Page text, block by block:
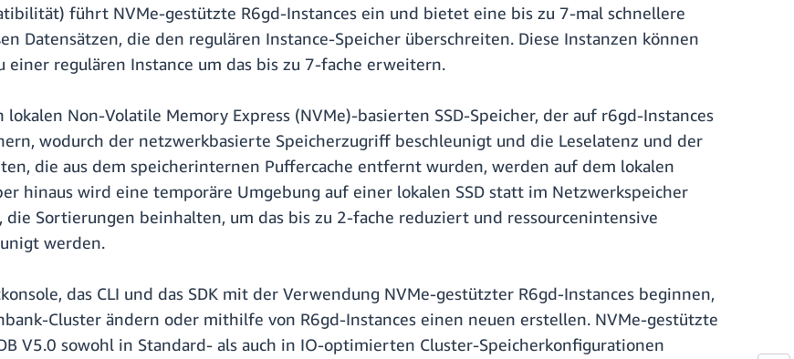
führt NVMe-gestützte R6gd-Instances ein und bietet eine bis zu 7-mal schnellere
Datensätzen, die den regulären Instance-Speicher überschreiten. Diese Instanzen können
einer regulären Instance um das bis zu 7-fache erweitern.
Non-Volatile Memory Express (NVMe)-basierten SSD-Speicher, der auf r6gd-Instances
wodurch der netzwerkbasierte Speicherzugriff beschleunigt und die Leselatenz und der
die aus dem speicherinternen Puffercache entfernt wurden, werden auf dem lokalen
hinaus wird eine temporäre Umgebung auf einer lokalen SSD statt im Netzwerkspeicher
Sortierungen beinhalten, um das bis zu 2-fache reduziert und ressourcenintensive
werden.
das CLI und das SDK mit der Verwendung NVMe-gestützter R6gd-Instances beginnen,
Cluster ändern oder mithilfe von R6gd-Instances einen neuen erstellen. NVMe-gestützte
V5.0 sowohl in Standard- als auch in IO-optimierten Cluster-Speicherkonfigurationen